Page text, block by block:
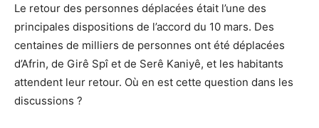
Le retour des personnes déplacées était l’une des
principales dispositions de l’accord du 10 mars. Des
centaines de milliers de personnes ont été déplacées
d’Afrin, de Girê Spî et de Serê Kaniyê, et les habitants
attendent leur retour. Où en est cette question dans les
discussions ?